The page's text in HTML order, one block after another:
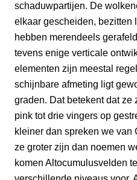
schaduwpartijen. De
elkaar gescheiden, bezitten
hebben merendeels
tevens enige verticale
elementen zijn meestal
schijnbare afmeting ligt
graden. Dat betekent dat ze
pink tot drie vingers op
kleiner dan spreken we
ze groter zijn dan noemen
komen Altocumulusvelden